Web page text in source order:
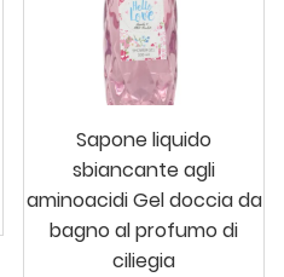
Sapone liquido
sbiancante agli
aminoacidi Gel doccia da
bagno al profumo di
ciliegia